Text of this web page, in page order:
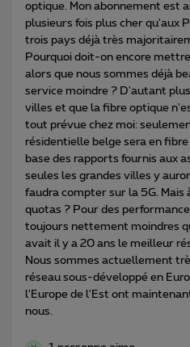
optique. Mon abonnement est
plusieurs fois plus cher qu'aux
trois pays déjà très
Pourquoi doit-on encore
alors que nous sommes déjà
service moindre ? D'autant
villes et que la fibre optique
tout prévue chez moi:
résidentielle belge sera en
base des rapports fournis aux
seules les grandes villes y
faudra compter sur la 5G. Mais
quotas ? Pour des
toujours nettement moindres
avait il y a 20 ans le meilleur
Nous sommes actuellement
réseau sous-développé en
l'Europe de l'Est ont
nous.